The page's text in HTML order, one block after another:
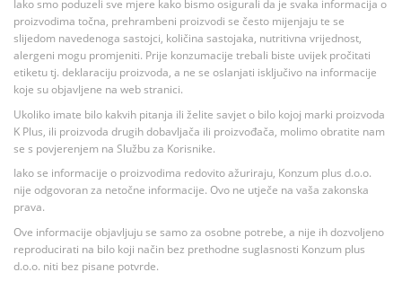
Iako smo poduzeli sve mjere kako bismo osigurali da je svaka informacija o
proizvodima točna, prehrambeni proizvodi se često mijenjaju te se
slijedom navedenoga sastojci, količina sastojaka, nutritivna vrijednost,
alergeni mogu promjeniti. Prije konzumacije trebali biste uvijek pročitati
etiketu tj. deklaraciju proizvoda, a ne se oslanjati isključivo na informacije
koje su objavljene na web stranici.
Ukoliko imate bilo kakvih pitanja ili želite savjet o bilo kojoj marki proizvoda
K Plus, ili proizvoda drugih dobavljača ili proizvođača, molimo obratite nam
se s povjerenjem na Službu za Korisnike.
Iako se informacije o proizvodima redovito ažuriraju, Konzum plus d.o.o.
nije odgovoran za netočne informacije. Ovo ne utječe na vaša zakonska
prava.
Ove informacije objavljuju se samo za osobne potrebe, a nije ih dozvoljeno
reproducirati na bilo koji način bez prethodne suglasnosti Konzum plus
d.o.o. niti bez pisane potvrde.